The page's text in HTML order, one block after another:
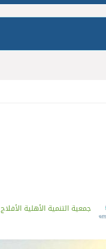
جمعية التنمية الأهلية الأفلاج